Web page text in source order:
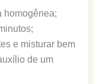
homogênea;
e misturar bem
de um